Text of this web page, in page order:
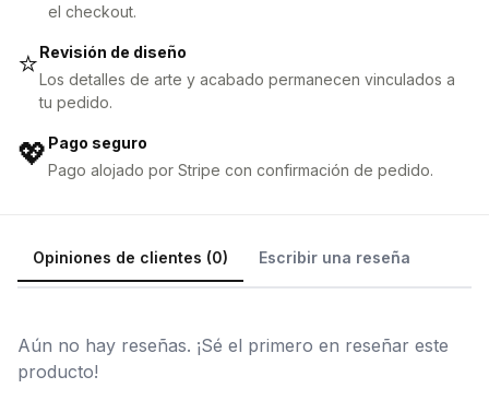
el checkout.
⭐Revisión de diseño
Los detalles de arte y acabado permanecen vinculados a
tu pedido.
💖 Pago seguro
Pago alojado por Stripe con confirmación de pedido.
Opiniones de clientes (0) Escribir una reseña
Aún no hay reseñas. ¡Sé el primero en reseñar este
producto!